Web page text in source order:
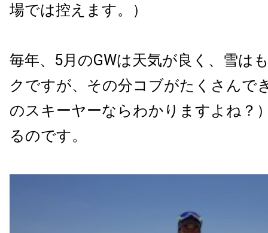
場では控えます。）
毎年、5月のGWは天気が良く、雪は
クですが、その分コブがたくさんで
のスキーヤーならわかりますよね？
るのです。